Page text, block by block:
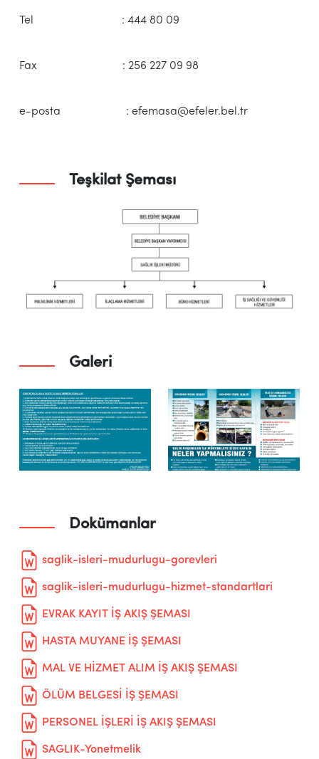
Tel : 444 80 09
Fax : 256 227 09 98
e-posta : efemasa@efeler.bel.tr
Teşkilat Şeması
Galeri
Dokümanlar
saglik-isleri-mudurlugu-gorevleri
saglik-isleri-mudurlugu-hizmet-standartlari
EVRAK KAYIT İŞ AKIŞ ŞEMASI
HASTA MUYANE İŞ ŞEMASI
MAL VE HİZMET ALIM İŞ AKIŞ ŞEMASI
ÖLÜM BELGESİ İŞ ŞEMASI
PERSONEL İŞLERİ İŞ AKIŞ ŞEMASI
SAGLIK-Yonetmelik